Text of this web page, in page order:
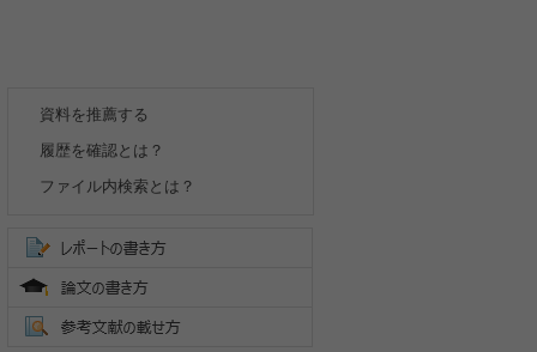
資料を推薦する
履歴を確認とは？
ファイル内検索とは？